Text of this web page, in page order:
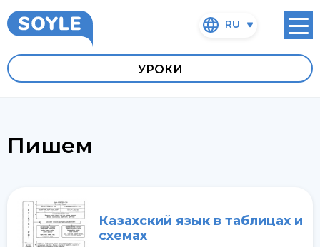
RU
УРОКИ
Пишем
Казахский язык в таблицах и
схемах